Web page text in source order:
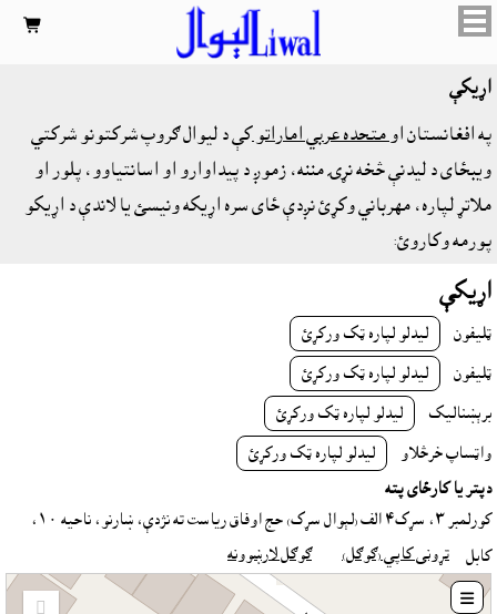

اړيکې
په افغانستان او متحده عربي اماراتو کې د لیوال ګروپ شرکتونو شرکتي
ويبځاى د لیدنې څخه نړۍ مننه، زموږ د پيداوارو او اسانتياوو، پلور او
ملاتړ لپاره، مهرباني وکړئ نږدې ځای سره اړیکه ونیسئ یا لاندې د اړیکو
پورمه وکاروئ:
اړيکې
ټليفون ليدلو لپاره ټک ورکړئ
ټليفون ليدلو لپاره ټک ورکړئ
برېښناليک ليدلو لپاره ټک ورکړئ
واټساپ خرڅلاو ليدلو لپاره ټک ورکړئ
دپتر يا کارځاى پته
کورلمبر ٣، سړک٤ الف (لېوال سړک) حج اوفاق رياست ته نژدې، ښارنو، ناحيه ١٠،
کابل تړونى کاپي (ګوګل) ګوګل لارښوونه
